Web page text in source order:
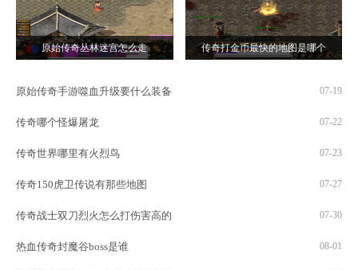
原始传奇丛林迷宫怎么走 传奇打金币最快的地图是哪个
原始传奇手游噬血升级要什么装备 07-19
传奇哪个怪爆屠龙 07-22
传奇世界哪里有火烈鸟 07-23
传奇150虎卫传说有那些地图 07-27
传奇战士双刀烈火怎么打伤害高的 07-30
热血传奇封魔谷boss是谁 08-01